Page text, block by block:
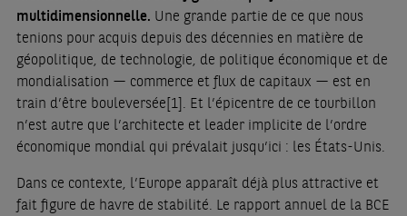
multidimensionnelle. Une grande partie de ce que nous
tenions pour acquis depuis des décennies en matière de
géopolitique, de technologie, de politique économique et de
mondialisation — commerce et flux de capitaux — est en
train d’être bouleversée[1]. Et l’épicentre de ce tourbillon
n’est autre que l’architecte et leader implicite de l’ordre
économique mondial qui prévalait jusqu’ici : les États-Unis.
Dans ce contexte, l’Europe apparaît déjà plus attractive et
fait figure de havre de stabilité. Le rapport annuel de la BCE